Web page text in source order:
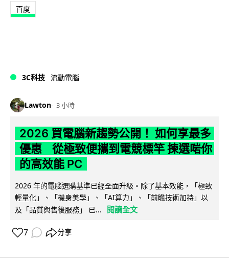
百度
3C科技 流動電腦
Lawton 3 小時
2026 買電腦新趨勢公開！ 如何享最多
優惠 從極致便攜到電競標竿 揀選啱你
的高效能 PC
2026 年的電腦選購基準已經全面升級。除了基本效能，「極致
輕量化」、「機身美學」、「AI算力」、「前瞻技術加持」以
及「品質與售後服務」 已...
閱讀全文
7 分享